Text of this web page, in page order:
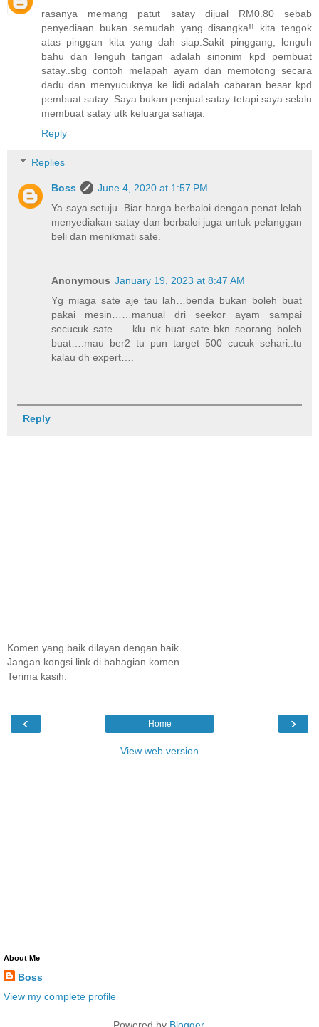
rasanya memang patut satay dijual RM0.80 sebab
penyediaan bukan semudah yang disangka!! kita tengok
atas pinggan kita yang dah siap.Sakit pinggang, lenguh
bahu dan lenguh tangan adalah sinonim kpd pembuat
satay..sbg contoh melapah ayam dan memotong secara
dadu dan menyucuknya ke lidi adalah cabaran besar kpd
pembuat satay. Saya bukan penjual satay tetapi saya selalu
membuat satay utk keluarga sahaja.
Reply
Replies
Boss
June 4, 2020 at 1:57 PM
Ya saya setuju. Biar harga berbaloi dengan penat lelah
menyediakan satay dan berbaloi juga untuk pelanggan
beli dan menikmati sate.
Anonymous January 19, 2023 at 8:47 AM
Yg miaga sate aje tau lah…benda bukan boleh buat
pakai mesin……manual dri seekor ayam sampai
secucuk sate……klu nk buat sate bkn seorang boleh
buat….mau ber2 tu pun target 500 cucuk sehari..tu
kalau dh expert….
Reply
Komen yang baik dilayan dengan baik.
Jangan kongsi link di bahagian komen.
Terima kasih.
‹ ›
Home
View web version
About Me
Boss
View my complete profile